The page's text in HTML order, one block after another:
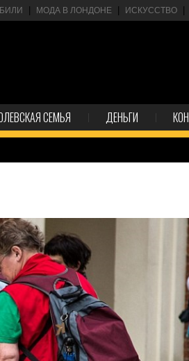
МОДА В ЛОНДОНЕ ИСКУССТВО
СЕМЬЯ ДЕНЬГИ